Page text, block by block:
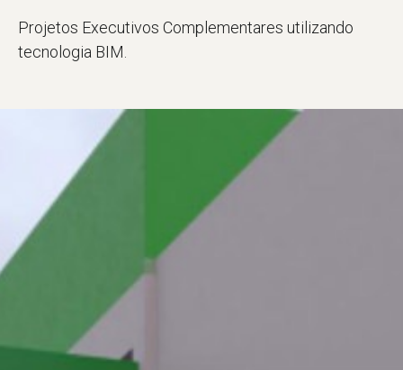
Projetos Executivos Complementares utilizando
tecnologia BIM.